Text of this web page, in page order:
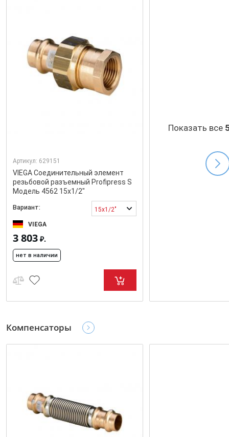
Артикул: 629151
VIEGA Соединительный элемент
резьбовой разъемный Profipress S
Модель 4562 15x1/2"
Вариант: 15x1/2"
VIEGA
3 803 ₽.
нет в наличии
Показать все
Компенсаторы